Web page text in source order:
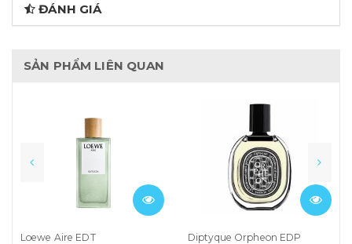
ĐÁNH GIÁ
SẢN PHẨM LIÊN QUAN
Loewe Aire EDT Diptyque Orpheon EDP